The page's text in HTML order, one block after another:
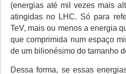
(energias até mil vezes mais
atingidas no LHC. Só para
TeV, mais ou menos a energia
que comprimida num espaço
de um bilionésimo do tamanho
Dessa forma, se essas